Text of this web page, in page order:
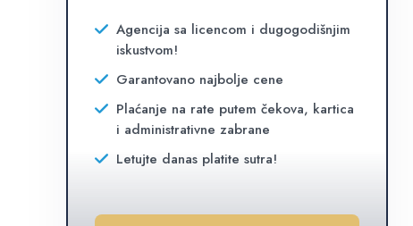
Agencija sa licencom i dugogodišnjim
iskustvom!
Garantovano najbolje cene
Plaćanje na rate putem čekova, kartica
i administrativne zabrane
Letujte danas platite sutra!